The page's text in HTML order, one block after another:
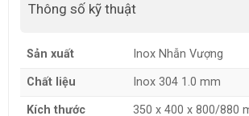
Thông số kỹ thuật
Sản xuất Inox Nhẫn Vượng
Chất liệu Inox 304 1.0 mm
Kích thước 350 x 400 x 800/880